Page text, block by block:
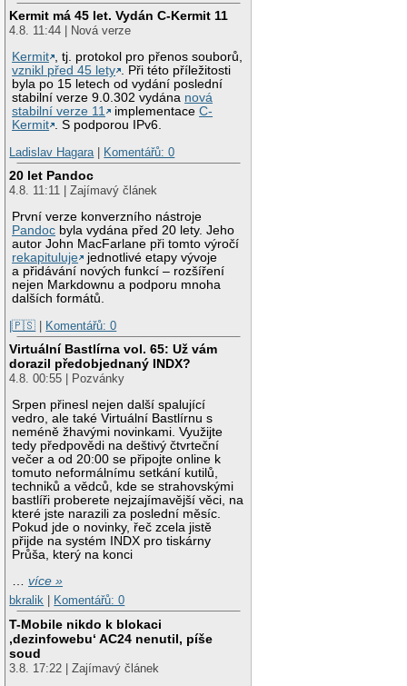
Kermit má 45 let. Vydán C-Kermit 11
4.8. 11:44 | Nová verze
Kermit , tj. protokol pro přenos souborů,
vznikl před 45 lety . Při této příležitosti
byla po 15 letech od vydání poslední
stabilní verze 9.0.302 vydána nová
stabilní verze 11
implementaceC-
Kermit . S podporou IPv6.
Ladislav Hagara | Komentářů: 0
20 let Pandoc
4.8. 11:11 | Zajímavý článek
První verze konverzního nástroje
Pandoc byla vydána před 20 lety. Jeho
autor John MacFarlane při tomto výročí
rekapituluje
jednotlivé etapy vývoje
a přidávání nových funkcí – rozšíření
nejen Markdownu a podporu mnoha
dalších formátů.
|🇵🇸 | Komentářů: 0
Virtuální Bastlírna vol. 65: Už vám
dorazil předobjednaný INDX?
4.8. 00:55 | Pozvánky
Srpen přinesl nejen další spalující
vedro, ale také Virtuální Bastlírnu s
neméně žhavými novinkami. Využijte
tedy předpovědi na deštivý čtvrteční
večer a od 20:00 se připojte online k
tomuto neformálnímu setkání kutilů,
techniků a vědců, kde se strahovskými
bastlíři proberete nejzajímavější věci, na
které jste narazili za poslední měsíc.
Pokud jde o novinky, řeč zcela jistě
přijde na systém INDX pro tiskárny
Průša, který na konci
…více »
bkralik
Komentářů: 0
T-Mobile nikdo k blokaci
‚dezinfowebu‘ AC24 nenutil, píše
soud
3.8. 17:22 | Zajímavý článek